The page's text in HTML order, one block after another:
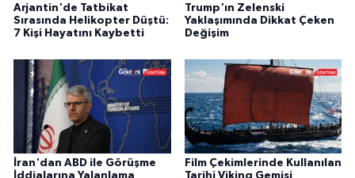
Arjantin'de Tatbikat
Sırasında Helikopter Düştü:
7 Kişi Hayatını Kaybetti
Trump'ın Zelenski
Yaklaşımında Dikkat Çeken
Değişim
İran'dan ABD ile Görüşme
Film Çekimlerinde Kullanılan